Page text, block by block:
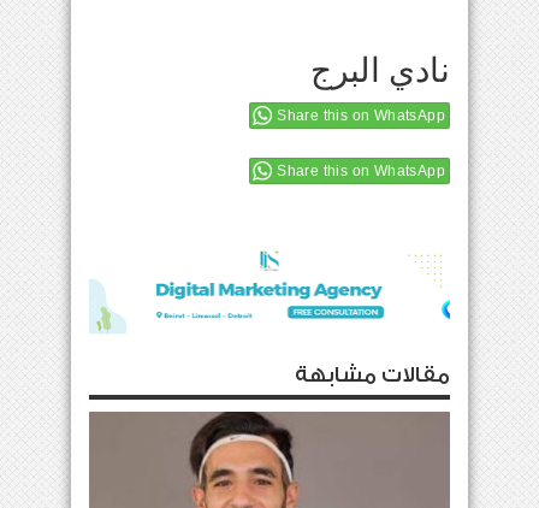
نادي البرج
Share this on WhatsApp
Share this on WhatsApp
مقالات مشابهة